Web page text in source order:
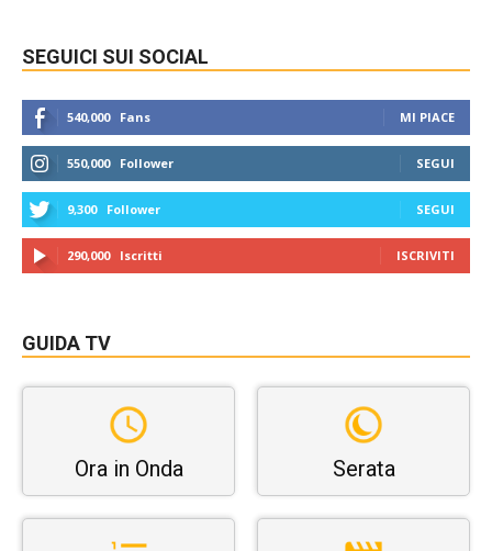
SEGUICI SUI SOCIAL
540,000 Fans MI PIACE
550,000 Follower SEGUI
9,300 Follower SEGUI
290,000 Iscritti ISCRIVITI
GUIDA TV
Ora in Onda Serata